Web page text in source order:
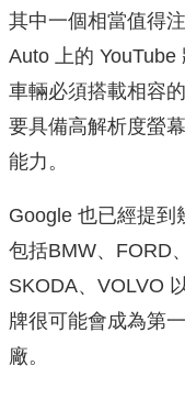
其中一個相當值得
Auto 上的
車輛必須搭載相容
要具備高解析度螢
能力。
Google 也已經提到
包括BMW、FORD
SKODA、VOLVO
牌很可能會成為第
廠。